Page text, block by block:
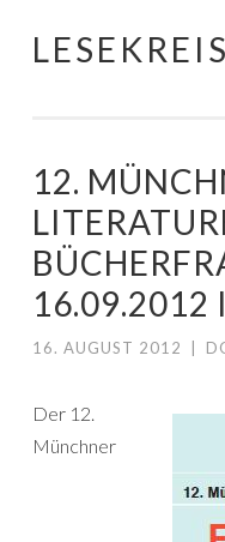
Springe
LESEKREIS
12.
16.09.2012
16. AUGUST 2012
Der 12.
Münchner